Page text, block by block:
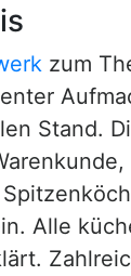
zum
Stand.
Alle